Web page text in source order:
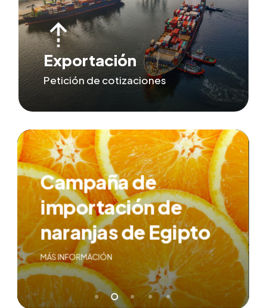
Exportación
Petición de cotizaciones
Campaña de
importación de
naranjas de Egipto
MÁS INFORMACIÓN